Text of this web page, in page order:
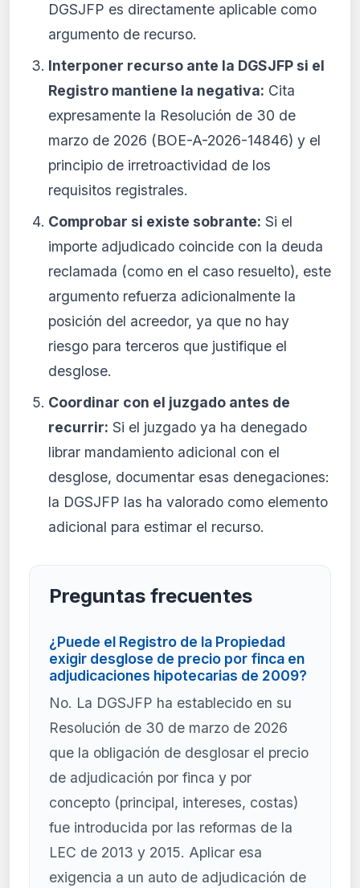
DGSJFP es directamente aplicable como
argumento de recurso.
Interponer recurso ante la DGSJFP si el
Registro mantiene la negativa: Cita
expresamente la Resolución de 30 de
marzo de 2026 (BOE-A-2026-14846) y el
principio de irretroactividad de los
requisitos registrales.
Comprobar si existe sobrante: Si el
importe adjudicado coincide con la deuda
reclamada (como en el caso resuelto), este
argumento refuerza adicionalmente la
posición del acreedor, ya que no hay
riesgo para terceros que justifique el
desglose.
Coordinar con el juzgado antes de
recurrir: Si el juzgado ya ha denegado
librar mandamiento adicional con el
desglose, documentar esas denegaciones:
la DGSJFP las ha valorado como elemento
adicional para estimar el recurso.
Preguntas frecuentes
¿Puede el Registro de la Propiedad
exigir desglose de precio por finca en
adjudicaciones hipotecarias de 2009?
No. La DGSJFP ha establecido en su
Resolución de 30 de marzo de 2026
que la obligación de desglosar el precio
de adjudicación por finca y por
concepto (principal, intereses, costas)
fue introducida por las reformas de la
LEC de 2013 y 2015. Aplicar esa
exigencia a un auto de adjudicación de